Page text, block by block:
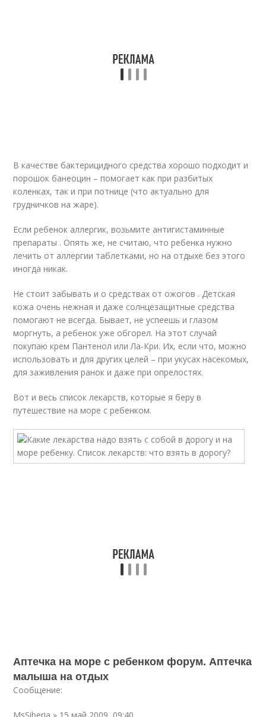
В качестве бактерицидного средства хорошо подходит и
порошок банеоцин – помогает как при разбитых
коленках, так и при потнице (что актуально для
грудничков на жаре).
Если ребенок аллергик, возьмите антигистаминные
препараты . Опять же, не считаю, что ребенка нужно
лечить от аллергии таблетками, но на отдыхе без этого
иногда никак.
Не стоит забывать и о средствах от ожогов . Детская
кожа очень нежная и даже солнцезащитные средства
помогают не всегда. Бывает, не успеешь и глазом
моргнуть, а ребенок уже обгорел. На этот случай
покупаю крем Пантенол или Ла-Кри. Их, если что, можно
использовать и для других целей – при укусах насекомых,
для заживления ранок и даже при опрелостях.
Вот и весь список лекарств, которые я беру в
путешествие на море с ребенком.
Аптечка на море с ребенком форум. Аптечка
малыша на отдых
Сообщение: